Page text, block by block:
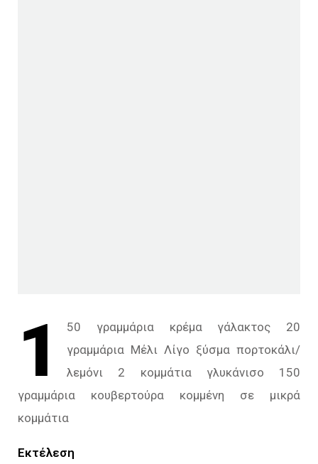
1
50 γραμμάρια κρέμα γάλακτος 20
γραμμάρια Μέλι Λίγο ξύσμα πορτοκάλι/
λεμόνι 2 κομμάτια γλυκάνισο 150
γραμμάρια κουβερτούρα κομμένη σε μικρά
κομμάτια
Εκτέλεση